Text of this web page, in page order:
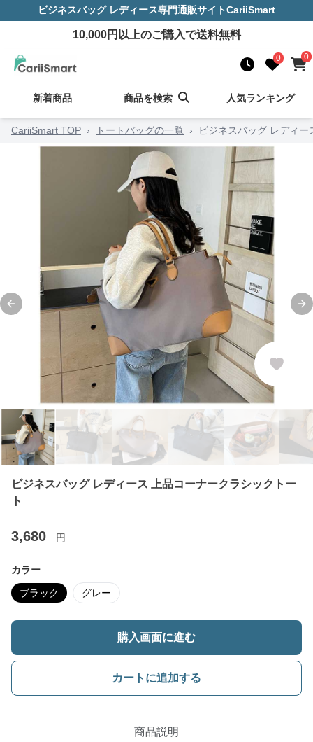
ビジネスバッグ レディース専門通販サイトCariiSmart
10,000円以上のご購入で送料無料
0 0
新着商品 商品を検索 人気ランキング
CariiSmart TOP › トートバッグの一覧 › ビジネスバッグ レディ
Previous slide
ビジネスバッグ レディース 上品コーナークラシックトー
ト
3,680 円
カラー
ブラック グレー
購入画面に進む
カートに追加する
商品説明